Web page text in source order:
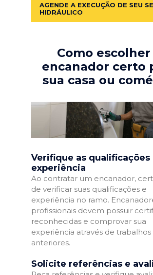
AGENDE A EXECUÇÃO DE SEU
HIDRÁULICO
Como escolher
encanador certo
sua casa ou
Verifique as qualificações
experiência
Ao contratar um encanador,
de verificar suas qualificações e
experiência no ramo.
profissionais devem possuir
reconhecidas e comprovar sua
experiência através de trabalhos
anteriores.
Solicite referências e